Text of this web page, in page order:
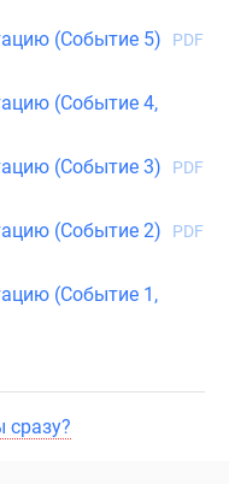
(Событие 5)
PDF
(Событие 4,
(Событие 3)
PDF
(Событие 2)
PDF
(Событие 1,
сразу?